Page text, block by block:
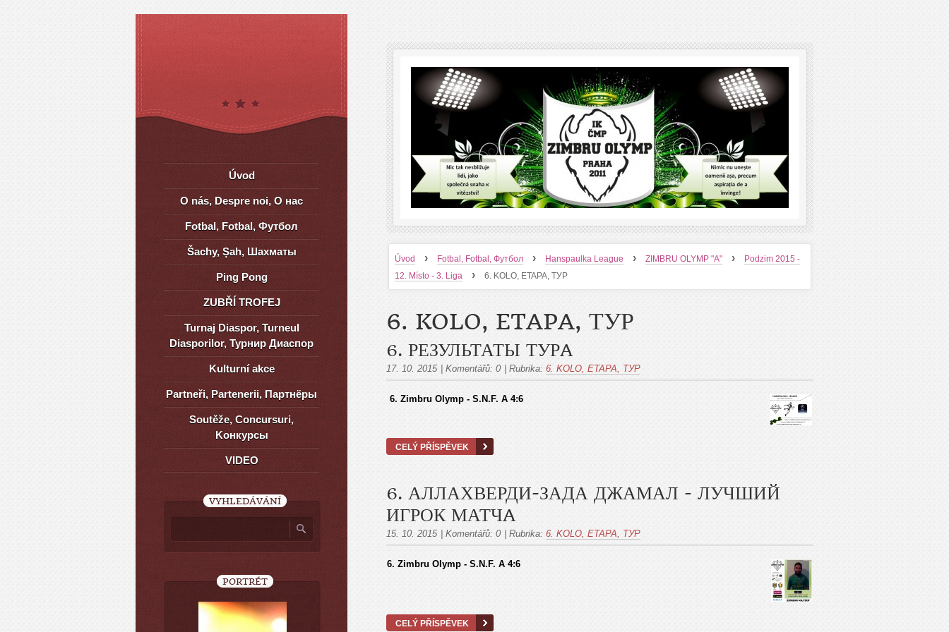
Úvod › Fotbal, Fotbal, Футбол › Hanspaulka League › ZIMBRU OLYMP "A" ›
Podzim 2015 -
12. Místo - 3. Liga
› 6. KOLO, ETAPA, ТУР
6. KOLO, ETAPA, ТУР
6. РЕЗУЛЬТАТЫ ТУРA
17. 10. 2015 Komentářů: 0 Rubrika: 6. KOLO, ETAPA, ТУР
6. Zimbru Olymp - S.N.F. A 4:6
CELÝ PŘÍSPĚVEK
6. АЛЛАХВЕРДИ-ЗАДА ДЖАМАЛ - ЛУЧШИЙ
ИГРОК МАТЧA
15. 10. 2015 Komentářů: 0 Rubrika: 6. KOLO, ETAPA, ТУР
6. Zimbru Olymp - S.N.F. A 4:6
CELÝ PŘÍSPĚVEK
Úvod
O nás, Despre noi, О нас
Fotbal, Fotbal, Футбол
Šachy, Șah, Шахматы
Ping Pong
ZUBŘÍ TROFEJ
Turnaj Diaspor, Turneul
Diasporilor, Турнир Диаспор
Kulturní akce
Partneři, Partenerii, Партнёры
Soutěže, Concursuri,
Kонкурсы
VIDEO
VYHLEDÁVÁNÍ
PORTRÉT